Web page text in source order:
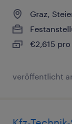
Graz,
€2,615
veröffentlicht